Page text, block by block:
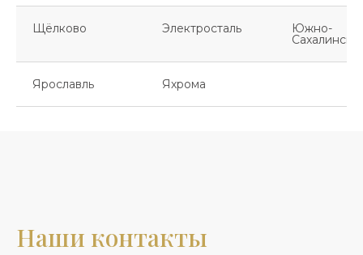
Щёлково Электросталь Южно-
Сахалинск
Ярославль Яхрома
Наши контакты